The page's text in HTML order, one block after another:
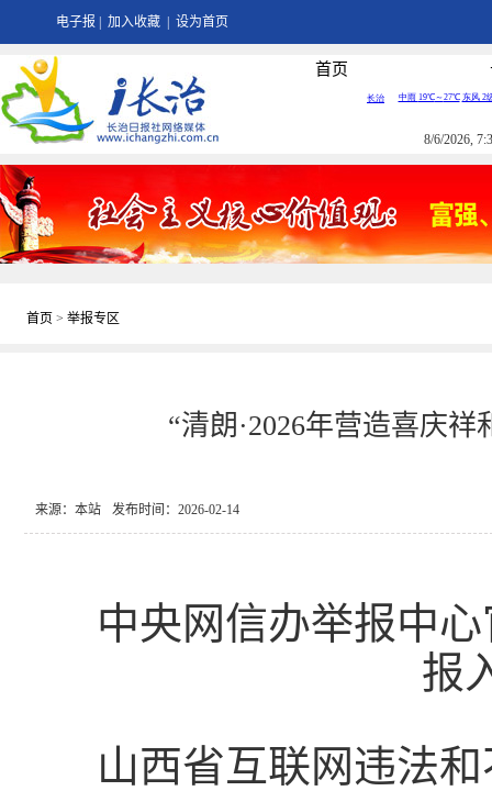
电子报 加入收藏 设为首页
首页
8/6/2026,
首页 > 举报专区
“清朗·2026年营造喜庆
来源：本站 发布时间：2026-02-14
中央网信办举报中
报
山西省互联网违法